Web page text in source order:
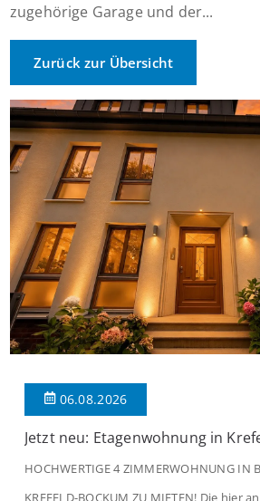
zugehörige Garage und der...
Zurück zur Übersicht
06.08.2026
Jetzt neu: Etagenwohnung in
HOCHWERTIGE 4 ZIMMERWOHNUNG IN
KREFELD-BOCKUM ZU MIETEN! Die hier